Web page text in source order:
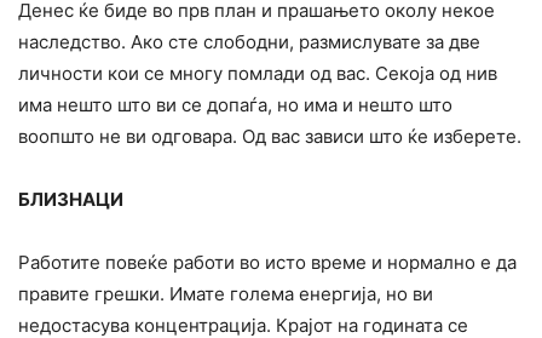
Денес ќе биде во прв план и прашањето околу некое
наследство. Ако сте слободни, размислувате за две
личности кои се многу помлади од вас. Секоја од нив
има нешто што ви се допаѓа, но има и нешто што
воопшто не ви одговара. Од вас зависи што ќе изберете.
БЛИЗНАЦИ
Работите повеќе работи во исто време и нормално е да
правите грешки. Имате голема енергија, но ви
недостасува концентрација. Крајот на годината се